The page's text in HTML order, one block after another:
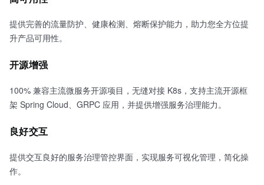
提供完善的流量防护、健康检测、熔断保护能力，助力您全方位提
升产品可用性。
开源增强
100% 兼容主流微服务开源项目，无缝对接 K8s，支持主流开源框
架 Spring Cloud、GRPC 应用，并提供增强服务治理能力。
良好交互
提供交互良好的服务治理管控界面，实现服务可视化管理，简化操
作。